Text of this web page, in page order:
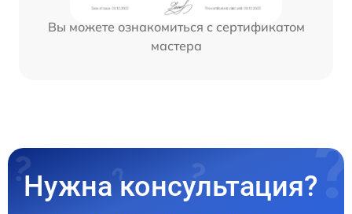
Вы можете ознакомиться с сертификатом
мастера
Нужна консультация?